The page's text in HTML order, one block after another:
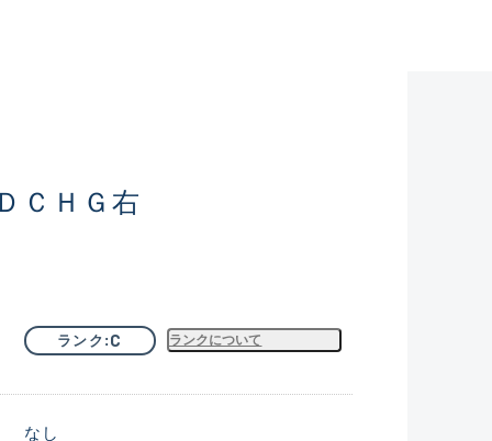
ＣＨＧ右
ランク C ランクについて
なし